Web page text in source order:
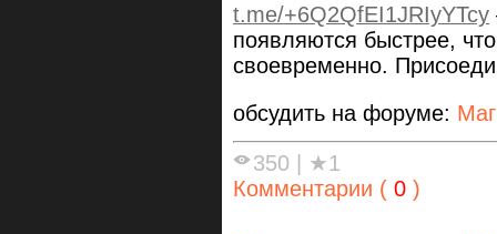
t.me/+6Q2QfEI1JRIyYTcy
появляются быстрее,
своевременно.
обсудить на форуме:
350
★1
Комментарии ( 0 )